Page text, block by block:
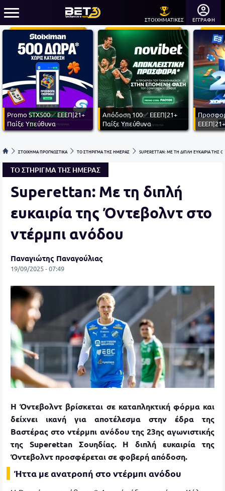
ΣΤΟΙΧΗΜΑΤΙΚΕΣ ΕΓΓΡΑΦΗ
Promo STX500✅ ΕΕΕΠ|21+
Παίξε Υπεύθυνα
Απόδοση 100✅ ΕΕΕΠ|21+
Παίξε Υπεύθυνα
ΣΤΟΙΧΗΜΑ ΠΡΟΓΝΩΣΤΙΚΑ ΤΟ ΣΤΗΡΙΓΜΑ ΤΗΣ ΗΜΕΡΑΣ SUPERETTAN: ΜΕ ΤΗ ΔΙΠΛΗ ΕΥΚΑΙΡΙΑ
ΤΟ ΣΤΗΡΙΓΜΑ ΤΗΣ ΗΜΕΡΑΣ
Superettan: Με τη διπλή
ευκαιρία της Όντεβολντ στο
ντέρμπι ανόδου
Παναγιώτης Παναγούλιας
19/09/2025 - 07:49
Η Όντεβολντ βρίσκεται σε καταπληκτική φόρμα και
δείχνει ικανή για αποτέλεσμα στην έδρα της
Βαστέρας στο ντέρμπι ανόδου της 23ης αγωνιστικής
της Superettan Σουηδίας. Η διπλή ευκαιρία της
Όντεβολντ προσφέρεται σε φοβερή απόδοση.
Ήττα με ανατροπή στο ντέρμπι ανόδου